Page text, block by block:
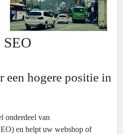
hogere positie in
onderdeel van
en helpt uw webshop of